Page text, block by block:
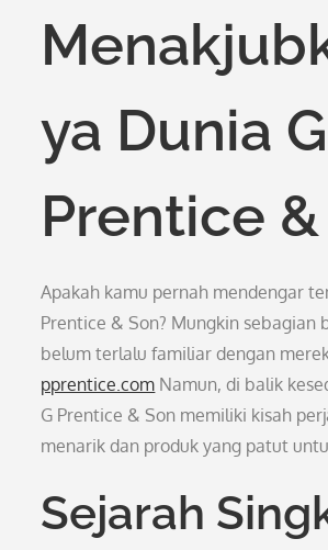
ya Dunia G
Prentice
Apakah kamu pernah mendengar
Prentice & Son? Mungkin sebagian
belum terlalu familiar dengan
pprentice.com Namun, di balik
G Prentice & Son memiliki kisah
menarik dan produk yang patut
Sejarah